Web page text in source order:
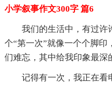
小学叙事作文300字 篇6
我们的生活中，有过许
个“第一次”就像一个个脚
们难忘，其中给我印象最深
记得有一次，我正在看